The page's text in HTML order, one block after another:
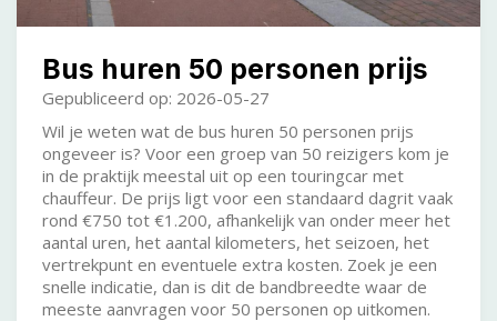
Bus huren 50 personen prijs
Gepubliceerd op: 2026-05-27
Wil je weten wat de bus huren 50 personen prijs
ongeveer is? Voor een groep van 50 reizigers kom je
in de praktijk meestal uit op een touringcar met
chauffeur. De prijs ligt voor een standaard dagrit vaak
rond €750 tot €1.200, afhankelijk van onder meer het
aantal uren, het aantal kilometers, het seizoen, het
vertrekpunt en eventuele extra kosten. Zoek je een
snelle indicatie, dan is dit de bandbreedte waar de
meeste aanvragen voor 50 personen op uitkomen.